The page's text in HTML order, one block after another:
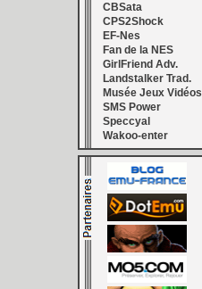
CBSata
CPS2Shock
EF-Nes
Fan de la NES
GirlFriend Adv.
Landstalker Trad.
Musée Jeux Vidéos
SMS Power
Speccyal
Wakoo-enter